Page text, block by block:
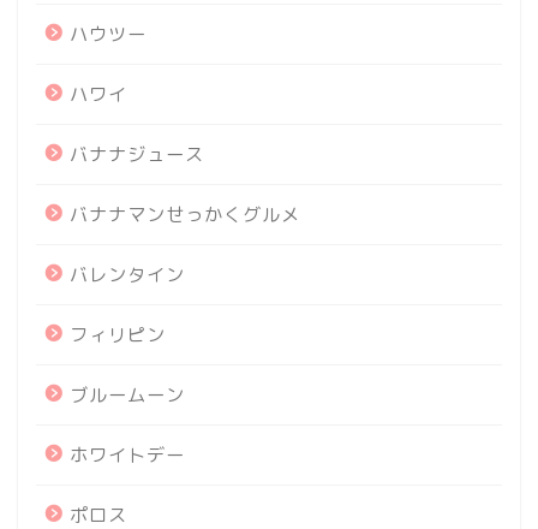
ハウツー
ハワイ
バナナジュース
バナナマンせっかくグルメ
バレンタイン
フィリピン
ブルームーン
ホワイトデー
ポロス